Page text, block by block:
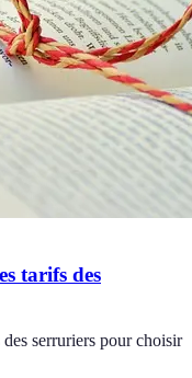
tarifs des
serruriers pour choisir